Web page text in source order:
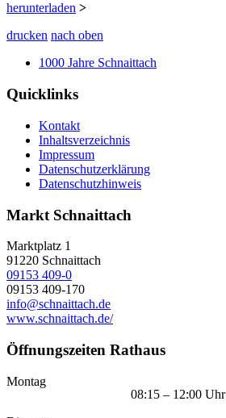
herunterladen >
drucken nach oben
1000 Jahre Schnaittach
Quicklinks
Kontakt
Inhaltsverzeichnis
Impressum
Datenschutzerklärung
Datenschutzhinweis
Markt Schnaittach
Marktplatz 1
91220 Schnaittach
09153 409-0
09153 409-170
info@schnaittach.de
www.schnaittach.de/
Öffnungszeiten Rathaus
Montag
08:15 – 12:00 Uhr